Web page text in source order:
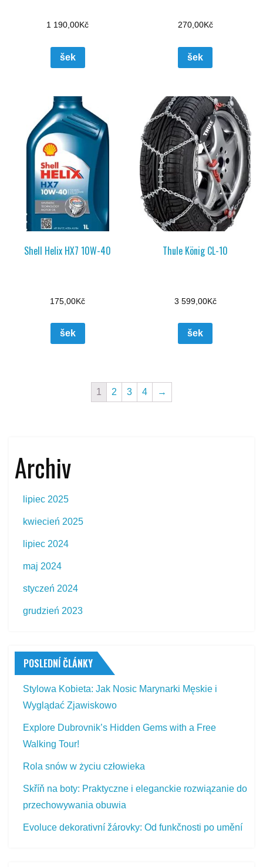
1 190,00Kč
šek
270,00Kč
šek
Shell Helix HX7 10W-40
175,00Kč
šek
Thule König CL-10
3 599,00Kč
šek
1 2 3 4 →
Archiv
lipiec 2025
kwiecień 2025
lipiec 2024
maj 2024
styczeń 2024
grudzień 2023
POSLEDNÍ ČLÁNKY
Stylowa Kobieta: Jak Nosic Marynarki Męskie i
Wyglądać Zjawiskowo
Explore Dubrovnik’s Hidden Gems with a Free
Walking Tour!
Rola snów w życiu człowieka
Skříň na boty: Praktyczne i eleganckie rozwiązanie do
przechowywania obuwia
Evoluce dekorativní žárovky: Od funkčnosti po umění